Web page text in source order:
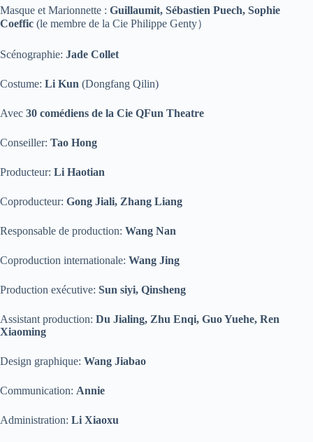
Masque et Marionnette : Guillaumit, Sébastien Puech, Sophie
Coeffic (le membre de la Cie Philippe Genty）
Scénographie: Jade Collet
Costume: Li Kun (Dongfang Qilin)
Avec 30 comédiens de la Cie QFun Theatre
Conseiller: Tao Hong
Producteur: Li Haotian
Coproducteur: Gong Jiali, Zhang Liang
Responsable de production: Wang Nan
Coproduction internationale: Wang Jing
Production exécutive: Sun siyi, Qinsheng
Assistant production: Du Jialing, Zhu Enqi, Guo Yuehe, Ren
Xiaoming
Design graphique: Wang Jiabao
Communication: Annie
Administration: Li Xiaoxu